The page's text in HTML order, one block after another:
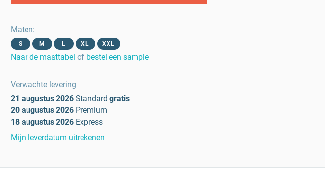
Maten:
S M L XL XXL
Naar de maattabel of bestel een sample
Verwachte levering
21 augustus 2026 Standard gratis
20 augustus 2026 Premium
18 augustus 2026 Express
Mijn leverdatum uitrekenen